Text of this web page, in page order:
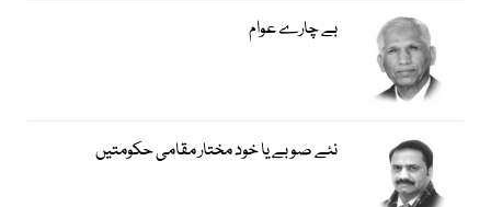
بے چارے عوام
نئے صوبے یا خود مختار مقامی حکومتیں